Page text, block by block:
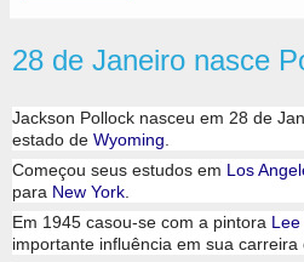
28 de Janeiro nasce
Jackson Pollock nasceu em 28 de
estado de Wyoming
Começou seus estudos em Los
para New York
Em 1945 casou-se com a pintora
importante influência em sua carreira